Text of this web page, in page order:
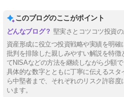
このブログのここがポイント
堅実さとコツコツ投資の
資産形成に役立つ投資戦略や実績を明
批判を排除した親しみやすい解説を特
てNISAなどの方法を継続しながら少額
具体的な数字とともに丁寧に伝えるス
ら中堅者まで、それぞれのリスク許容
います。